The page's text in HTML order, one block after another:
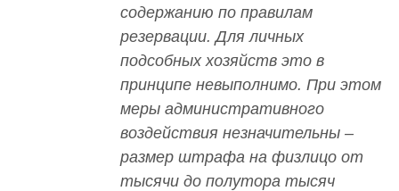
содержанию по правилам
резервации. Для личных
подсобных хозяйств это в
принципе невыполнимо. При этом
меры административного
воздействия незначительны –
размер штрафа на физлицо от
тысячи до полутора тысяч